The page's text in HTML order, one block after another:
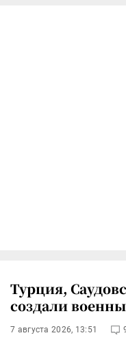
Турция,
создали
7 августа 2026, 13:51